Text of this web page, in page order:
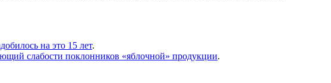
на это 15 лет.
слабости поклонников «яблочной» продукции.